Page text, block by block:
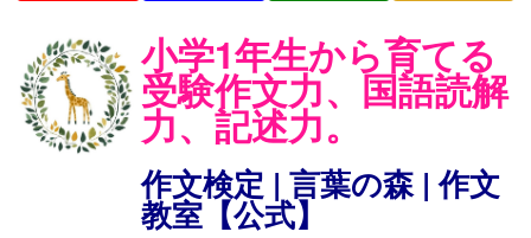
小学1年生から育てる
受験作文力、国語読解
力、記述力。
作文検定 | 言葉の森 | 作文
教室【公式】